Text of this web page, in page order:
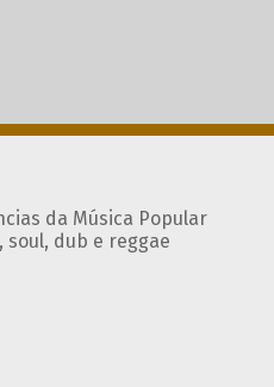
da Música Popular
soul, dub e reggae